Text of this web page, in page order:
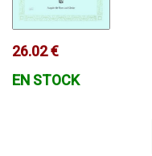
26.02 €
EN STOCK